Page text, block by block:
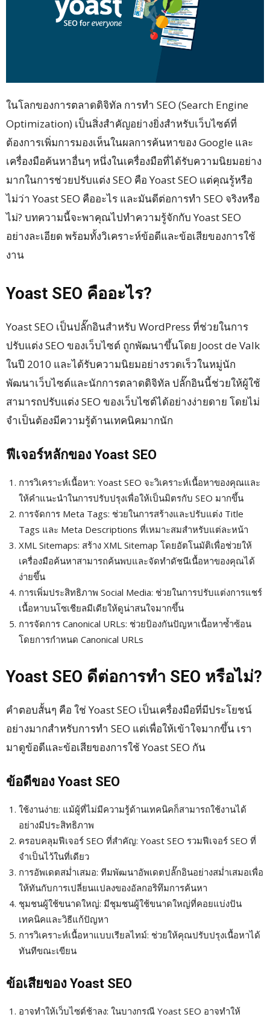
ในโลกของการตลาดดิจิทัล การทำ SEO (Search Engine
Optimization) เป็นสิ่งสำคัญอย่างยิ่งสำหรับเว็บไซต์ที่
ต้องการเพิ่มการมองเห็นในผลการค้นหาของ Google และ
เครื่องมือค้นหาอื่นๆ หนึ่งในเครื่องมือที่ได้รับความนิยมอย่าง
มากในการช่วยปรับแต่ง SEO คือ Yoast SEO แต่คุณรู้หรือ
ไม่ว่า Yoast SEO คืออะไร และมันดีต่อการทำ SEO จริงหรือ
ไม่? บทความนี้จะพาคุณไปทำความรู้จักกับ Yoast SEO
อย่างละเอียด พร้อมทั้งวิเคราะห์ข้อดีและข้อเสียของการใช้
งาน
Yoast SEO คืออะไร?
Yoast SEO เป็นปลั๊กอินสำหรับ WordPress ที่ช่วยในการ
ปรับแต่ง SEO ของเว็บไซต์ ถูกพัฒนาขึ้นโดย Joost de Valk
ในปี 2010 และได้รับความนิยมอย่างรวดเร็วในหมู่นัก
พัฒนาเว็บไซต์และนักการตลาดดิจิทัล ปลั๊กอินนี้ช่วยให้ผู้ใช้
สามารถปรับแต่ง SEO ของเว็บไซต์ได้อย่างง่ายดาย โดยไม่
จำเป็นต้องมีความรู้ด้านเทคนิคมากนัก
ฟีเจอร์หลักของ Yoast SEO
การวิเคราะห์เนื้อหา: Yoast SEO จะวิเคราะห์เนื้อหาของคุณและ
ให้คำแนะนำในการปรับปรุงเพื่อให้เป็นมิตรกับ SEO มากขึ้น
การจัดการ Meta Tags: ช่วยในการสร้างและปรับแต่ง Title
Tags และ Meta Descriptions ที่เหมาะสมสำหรับแต่ละหน้า
XML Sitemaps: สร้าง XML Sitemap โดยอัตโนมัติเพื่อช่วยให้
เครื่องมือค้นหาสามารถค้นพบและจัดทำดัชนีเนื้อหาของคุณได้
ง่ายขึ้น
การเพิ่มประสิทธิภาพ Social Media: ช่วยในการปรับแต่งการแชร์
เนื้อหาบนโซเชียลมีเดียให้ดูน่าสนใจมากขึ้น
การจัดการ Canonical URLs: ช่วยป้องกันปัญหาเนื้อหาซ้ำซ้อน
โดยการกำหนด Canonical URLs
Yoast SEO ดีต่อการทำ SEO หรือไม่?
คำตอบสั้นๆ คือ ใช่ Yoast SEO เป็นเครื่องมือที่มีประโยชน์
อย่างมากสำหรับการทำ SEO แต่เพื่อให้เข้าใจมากขึ้น เรา
มาดูข้อดีและข้อเสียของการใช้ Yoast SEO กัน
ข้อดีของ Yoast SEO
ใช้งานง่าย: แม้ผู้ที่ไม่มีความรู้ด้านเทคนิคก็สามารถใช้งานได้
อย่างมีประสิทธิภาพ
ครอบคลุมฟีเจอร์ SEO ที่สำคัญ: Yoast SEO รวมฟีเจอร์ SEO ที่
จำเป็นไว้ในที่เดียว
การอัพเดตสม่ำเสมอ: ทีมพัฒนาอัพเดตปลั๊กอินอย่างสม่ำเสมอเพื่อ
ให้ทันกับการเปลี่ยนแปลงของอัลกอริทึมการค้นหา
ชุมชนผู้ใช้ขนาดใหญ่: มีชุมชนผู้ใช้ขนาดใหญ่ที่คอยแบ่งปัน
เทคนิคและวิธีแก้ปัญหา
การวิเคราะห์เนื้อหาแบบเรียลไทม์: ช่วยให้คุณปรับปรุงเนื้อหาได้
ทันทีขณะเขียน
ข้อเสียของ Yoast SEO
อาจทำให้เว็บไซต์ช้าลง: ในบางกรณี Yoast SEO อาจทำให้